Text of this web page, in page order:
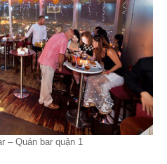
– Quán bar quận 1